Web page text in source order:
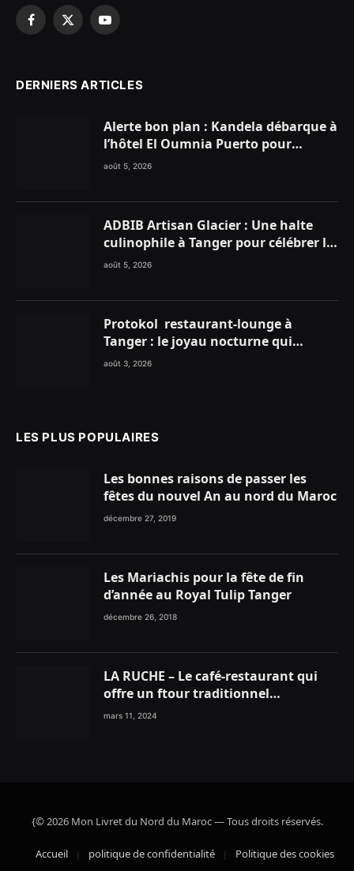
Facebook
X
YouTube
DERNIERS ARTICLES
Alerte bon plan : Kandela débarque à
l’hôtel El Oumnia Puerto pour
enflammer le Chiringuito Malibu
août 5, 2026
ADBIB Artisan Glacier : Une halte
culinophile à Tanger pour célébrer la
glace traditionnelle aux matières
août 5, 2026
Protokol restaurant-lounge à
Tanger : le joyau nocturne qui
réinvente vos soirées
août 3, 2026
LES PLUS POPULAIRES
Les bonnes raisons de passer les
fêtes du nouvel An au nord du Maroc
décembre 27, 2019
Les Mariachis pour la fête de fin
d’année au Royal Tulip Tanger
décembre 26, 2018
LA RUCHE – Le café-restaurant qui
offre un ftour traditionnel
gourmand
mars 11, 2024
{© 2026 Mon Livret du Nord du Maroc — Tous droits réservés.
Accueil politique de confidentialité Politique des cookies